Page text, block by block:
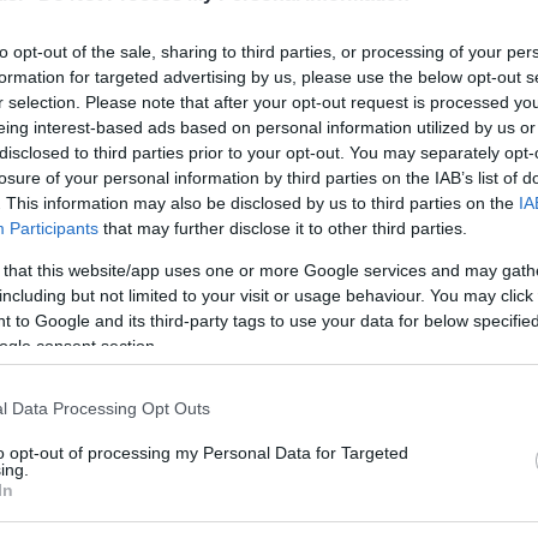
opt-out of the sale, sharing to third parties, or processing of your
for targeted advertising by us, please use the below opt-out
selection. Please note that after your opt-out request is processed
interest-based ads based on personal information utilized by us
to third parties prior to your opt-out. You may separately
of your personal information by third parties on the IAB’s list of
This information may also be disclosed by us to third parties on the
Participants that may further disclose it to other third parties.
that this website/app uses one or more Google services and may
but not limited to your visit or usage behaviour. You may
to Google and its third-party tags to use your data for below
consent section.
Data Processing Opt Outs
opt-out of processing my Personal Data for Targeted
v smeri proti Ljubljani, poroča Prometno-
in intervencij je avtocesta v tej smeri
Nastajajo daljši zastoji, promet pa je preusmerjen
center.